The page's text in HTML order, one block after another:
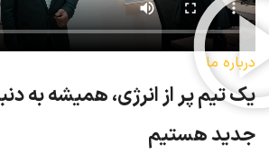
درباره ما
یک تیم پر از انرژی، همیشه به
جدید هستیم